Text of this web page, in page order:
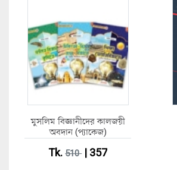
মুসলিম বিজ্ঞানীদের কালজয়ী
অবদান (প্যাকেজ)
Tk.510| 357